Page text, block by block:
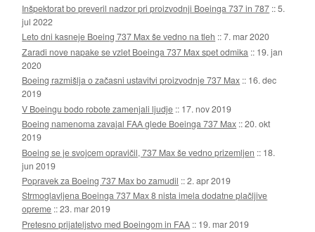
Inšpektorat bo preveril nadzor pri proizvodnji Boeinga 737 in 787 ::5.
jul 2022
Leto dni kasneje Boeing 737 Max še vedno na tleh ::7. mar 2020
Zaradi nove napake se vzlet Boeinga 737 Max spet odmika :: 19. jan
2020
Boeing razmišlja o začasni ustavitvi proizvodnje 737 Max :: 16. dec
2019
V Boeingu bodo robote zamenjali ljudje :: 17. nov 2019
Boeing namenoma zavajal FAA glede Boeinga 737 Max ::20. okt
2019
Boeing se je svojcem opravičil, 737 Max še vedno prizemljen :: 18.
jun 2019
Popravek za Boeing 737 Max bo zamudil ::2. apr 2019
Strmoglavljena Boeinga 737 Max 8 nista imela dodatne plačljive
opreme ::23. mar 2019
Pretesno prijateljstvo med Boeingom in FAA :: 19. mar 2019